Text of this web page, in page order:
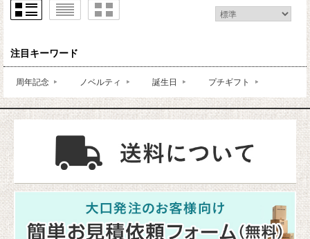
注目キーワード
周年記念 ノベルティ 誕生日 プチギフト